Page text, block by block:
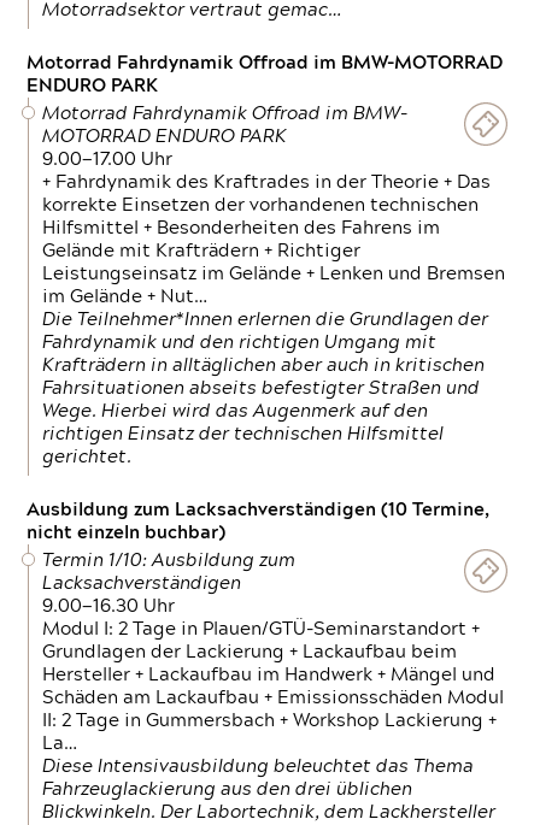
Motorradsektor vertraut gemac…
Motorrad Fahrdynamik Offroad im BMW-MOTORRAD
ENDURO PARK
Motorrad Fahrdynamik Offroad im BMW-
MOTORRAD ENDURO PARK
9.00—17.00 Uhr
+ Fahrdynamik des Kraftrades in der Theorie + Das
korrekte Einsetzen der vorhandenen technischen
Hilfsmittel + Besonderheiten des Fahrens im
Gelände mit Krafträdern + Richtiger
Leistungseinsatz im Gelände + Lenken und Bremsen
im Gelände + Nut…
Die Teilnehmer*Innen erlernen die Grundlagen der
Fahrdynamik und den richtigen Umgang mit
Krafträdern in alltäglichen aber auch in kritischen
Fahrsituationen abseits befestigter Straßen und
Wege. Hierbei wird das Augenmerk auf den
richtigen Einsatz der technischen Hilfsmittel
gerichtet.
Ausbildung zum Lacksachverständigen (10 Termine,
nicht einzeln buchbar)
Termin 1/10: Ausbildung zum
Lacksachverständigen
9.00—16.30 Uhr
Modul I: 2 Tage in Plauen/GTÜ-Seminarstandort +
Grundlagen der Lackierung + Lackaufbau beim
Hersteller + Lackaufbau im Handwerk + Mängel und
Schäden am Lackaufbau + Emissionsschäden Modul
II: 2 Tage in Gummersbach + Workshop Lackierung +
La…
Diese Intensivausbildung beleuchtet das Thema
Fahrzeuglackierung aus den drei üblichen
Blickwinkeln. Der Labortechnik, dem Lackhersteller